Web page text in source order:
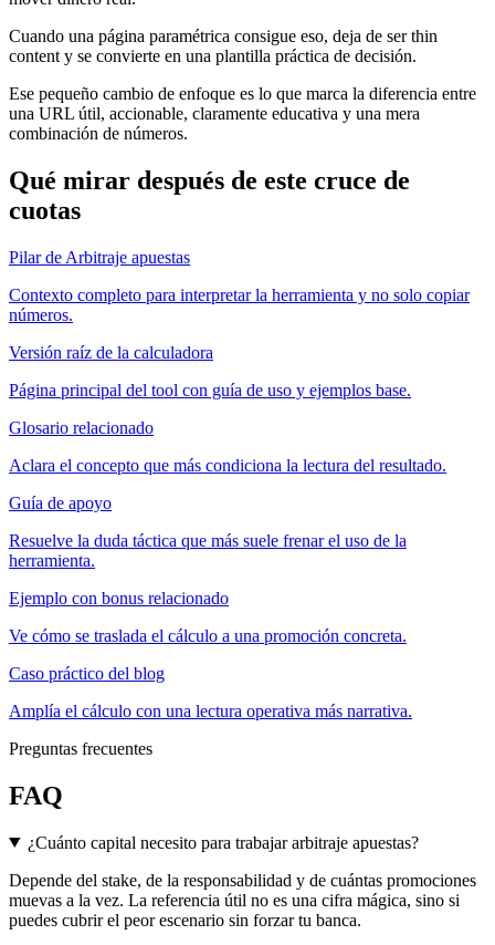
Cuando una página paramétrica consigue eso, deja de ser thin
content y se convierte en una plantilla práctica de decisión.
Ese pequeño cambio de enfoque es lo que marca la diferencia entre
una URL útil, accionable, claramente educativa y una mera
combinación de números.
Qué mirar después de este cruce de
cuotas
Pilar de Arbitraje apuestas
Contexto completo para interpretar la herramienta y no solo copiar
números.
Versión raíz de la calculadora
Página principal del tool con guía de uso y ejemplos base.
Glosario relacionado
Aclara el concepto que más condiciona la lectura del resultado.
Guía de apoyo
Resuelve la duda táctica que más suele frenar el uso de la
herramienta.
Ejemplo con bonus relacionado
Ve cómo se traslada el cálculo a una promoción concreta.
Caso práctico del blog
Amplía el cálculo con una lectura operativa más narrativa.
Preguntas frecuentes
FAQ
¿Cuánto capital necesito para trabajar arbitraje apuestas?
Depende del stake, de la responsabilidad y de cuántas promociones
muevas a la vez. La referencia útil no es una cifra mágica, sino si
puedes cubrir el peor escenario sin forzar tu banca.